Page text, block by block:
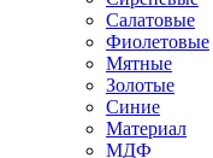
Салатовые
Фиолетовые
Мятные
Золотые
Синие
Материал
МДФ